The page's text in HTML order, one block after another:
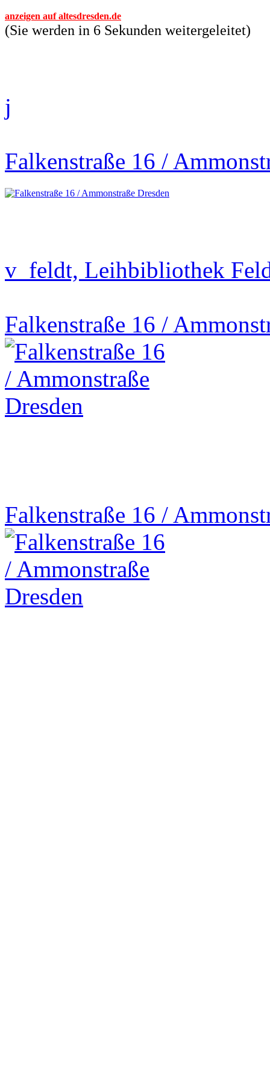
anzeigen auf altesdresden.de
(Sie werden in 6 Sekunden weitergeleitet)
j
Falkenstraße 16 /
v_feldt, Leihbibliothek
Falkenstraße 16 /
Falkenstraße 16 /